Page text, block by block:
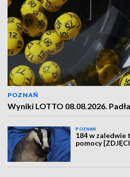
POZNAŃ
Wyniki LOTTO 08.08.2026.
POZNAŃ
184 w zaledwie
pomocy